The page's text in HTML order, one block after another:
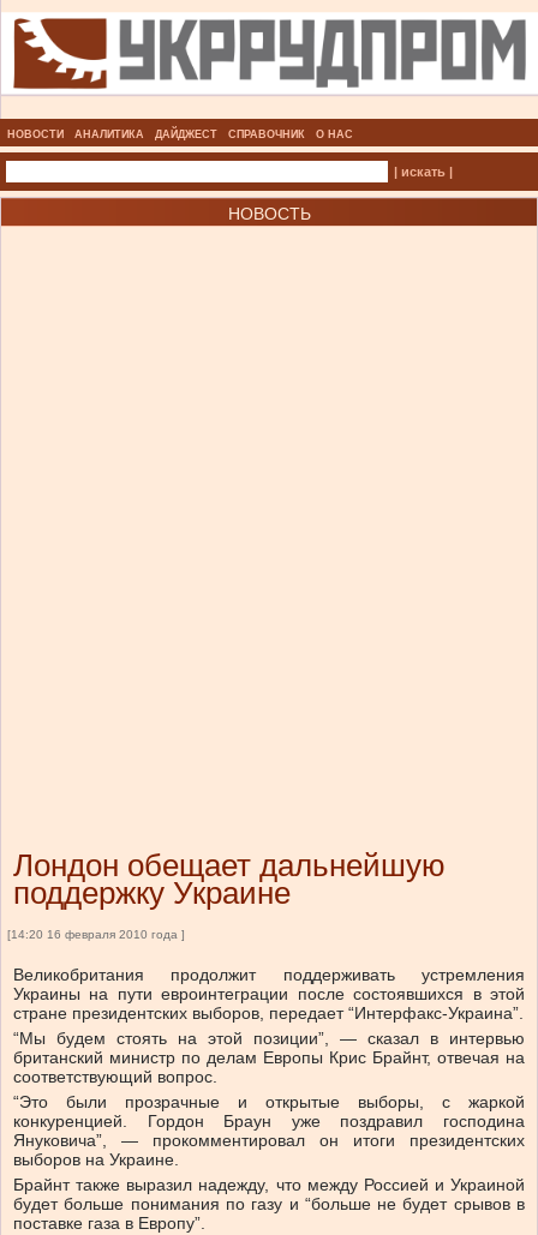
НОВОСТИ АНАЛИТИКА ДАЙДЖЕСТ СПРАВОЧНИК О НАС
| искать |
НОВОСТЬ
Лондон обещает дальнейшую
поддержку Украине
[14:20 16 февраля 2010 года ]
Великобритания продолжит поддерживать устремления
Украины на пути евроинтеграции после состоявшихся в этой
стране президентских выборов, передает “Интерфакс-Украина”.
“Мы будем стоять на этой позиции”, — сказал в интервью
британский министр по делам Европы Крис Брайнт, отвечая на
соответствующий вопрос.
“Это были прозрачные и открытые выборы, с жаркой
конкуренцией. Гордон Браун уже поздравил господина
Януковича”, — прокомментировал он итоги президентских
выборов на Украине.
Брайнт также выразил надежду, что между Россией и Украиной
будет больше понимания по газу и “больше не будет срывов в
поставке газа в Европу”.